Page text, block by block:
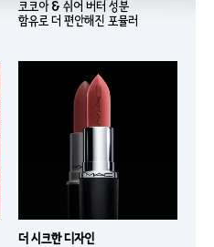
코코아 & 쉬어 버터 성분
함유로 더 편안해진 포뮬러
더 시크한 디자인